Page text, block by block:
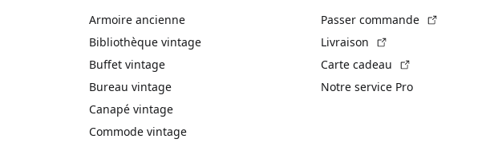
Armoire ancienne
Bibliothèque vintage
Buffet vintage
Bureau vintage
Canapé vintage
Commode vintage
Passer commande
Livraison
Carte cadeau
Notre service Pro